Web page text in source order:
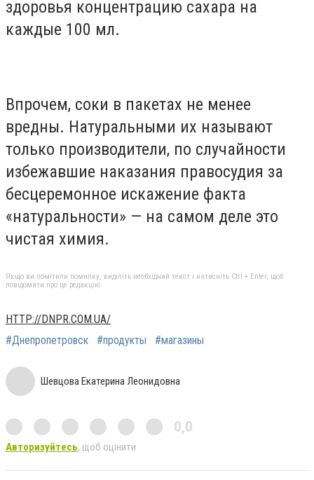
здоровья концентрацию сахара на
каждые 100 мл.
Впрочем, соки в пакетах не менее
вредны. Натуральными их называют
только производители, по случайности
избежавшие наказания правосудия за
бесцеремонное искажение факта
«натуральности» — на самом деле это
чистая химия.
Якщо ви помітили помилку, виділіть необхідний текст і натисніть Ctrl + Enter, щоб
повідомити про це редакцію
HTTP://DNPR.COM.UA/
#Днепропетровск
#продукты #магазины
Шевцова Екатерина Леонидовна
0,0
Авторизуйтесь, щоб оцінити